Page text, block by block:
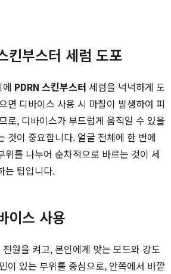
킨부스터 세럼 도포
PDRN 스킨부스터 세럼을 넉넉하게 도
면 디바이스 사용 시 마찰이 발생하여 피
로, 디바이스가 부드럽게 움직일 수 있을
것이 중요합니다. 얼굴 전체에 한 번에
위를 나누어 순차적으로 바르는 것이 세
는 팁입니다.
이스 사용
원을 켜고, 본인에게 맞는 모드와 강도
이 있는 부위를 중심으로, 안쪽에서 바깥